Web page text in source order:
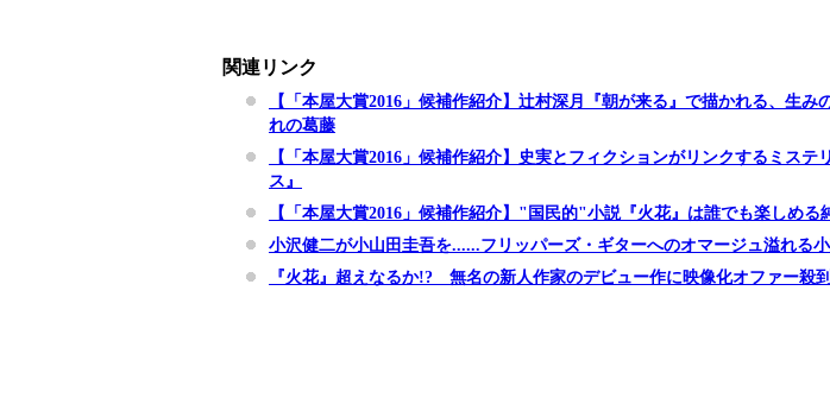
関連リンク
【「本屋大賞2016」候補作紹介】辻村深月『朝が来る』で描かれる、生み
れの葛藤
【「本屋大賞2016」候補作紹介】史実とフィクションがリンクするミステ
ス』
【「本屋大賞2016」候補作紹介】"国民的"小説『火花』は誰でも楽しめる
小沢健二が小山田圭吾を......フリッパーズ・ギターへのオマージュ溢れる
『火花』超えなるか!? 無名の新人作家のデビュー作に映像化オファー殺到